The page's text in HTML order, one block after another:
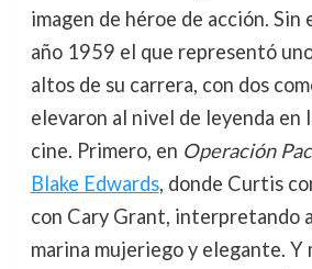
imagen de héroe de acción. Sin
año 1959 el que representó
altos de su carrera, con dos
elevaron al nivel de leyenda en
cine. Primero, en Operación
Blake Edwards, donde Curtis
con Cary Grant, interpretando
marina mujeriego y elegante. Y